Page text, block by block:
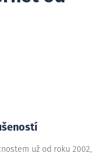
už od roku 2002,